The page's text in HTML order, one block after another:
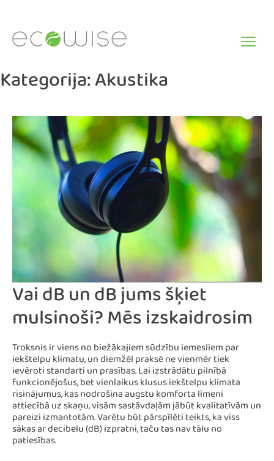
content
Kategorija:Akustika
Vai dB un dB jums šķiet
mulsinoši? Mēs izskaidrosim
Troksnis ir viens no biežākajiem sūdzību iemesliem par
iekštelpu klimatu, un diemžēl praksē ne vienmēr tiek
ievēroti standarti un prasības. Lai izstrādātu pilnībā
funkcionējošus, bet vienlaikus klusus iekštelpu klimata
risinājumus, kas nodrošina augstu komforta līmeni
attiecībā uz skaņu, visām sastāvdaļām jābūt kvalitatīvām un
pareizi izmantotām. Varētu būt pārspīlēti teikts, ka viss
sākas ar decibelu (dB) izpratni, taču tas nav tālu no
patiesības.